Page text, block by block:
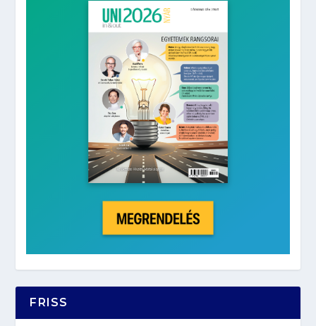
FRISS